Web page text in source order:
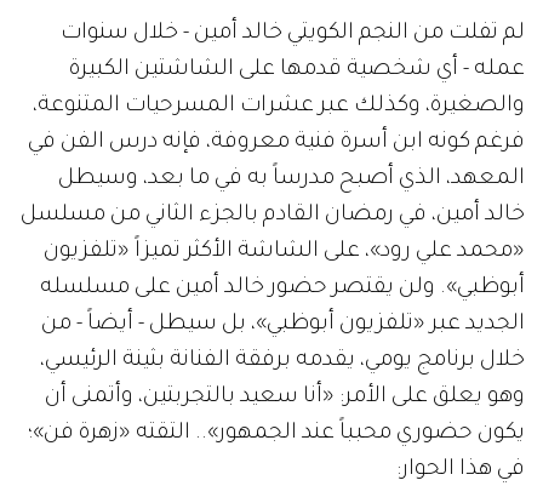
لم تفلت من النجم الكويتي خالد أمين - خلال سنوات
عمله - أي شخصية قدمها على الشاشتين الكبيرة
والصغيرة، وكذلك عبر عشرات المسرحيات المتنوعة،
فرغم كونه ابن أسرة فنية معروفة، فإنه درس الفن في
المعهد، الذي أصبح مدرساً به في ما بعد، وسيطل
خالد أمين، في رمضان القادم بالجزء الثاني من مسلسل
«محمد علي رود»، على الشاشة الأكثر تميزاً «تلفزيون
أبوظبي». ولن يقتصر حضور خالد أمين على مسلسله
الجديد عبر «تلفزيون أبوظبي»، بل سيطل - أيضاً - من
خلال برنامج يومي، يقدمه برفقة الفنانة بثينة الرئيسي،
وهو يعلق على الأمر: «أنا سعيد بالتجربتين، وأتمنى أن
يكون حضوري محبباً عند الجمهور».. التقته «زهرة فن»؛
في هذا الحوار: